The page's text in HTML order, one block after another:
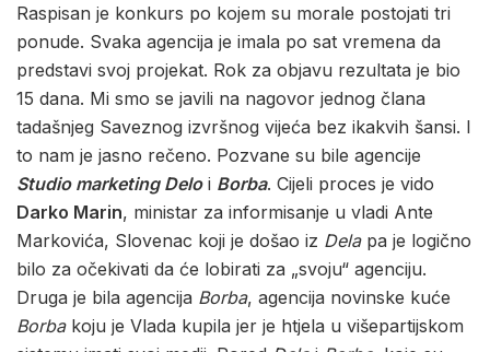
Raspisan je konkurs po kojem su morale postojati tri
ponude. Svaka agencija je imala po sat vremena da
predstavi svoj projekat. Rok za objavu rezultata je bio
15 dana. Mi smo se javili na nagovor jednog člana
tadašnjeg Saveznog izvršnog vijeća bez ikakvih šansi. I
to nam je jasno rečeno. Pozvane su bile agencije
Studio marketing Deloi Borba. Cijeli proces je vido
Darko Marin, ministar za informisanje u vladi Ante
Markovića, Slovenac koji je došao iz Delapa je logično
bilo za očekivati da će lobirati za „svoju“ agenciju.
Druga je bila agencija Borba, agencija novinske kuće
Borbakoju je Vlada kupila jer je htjela u višepartijskom